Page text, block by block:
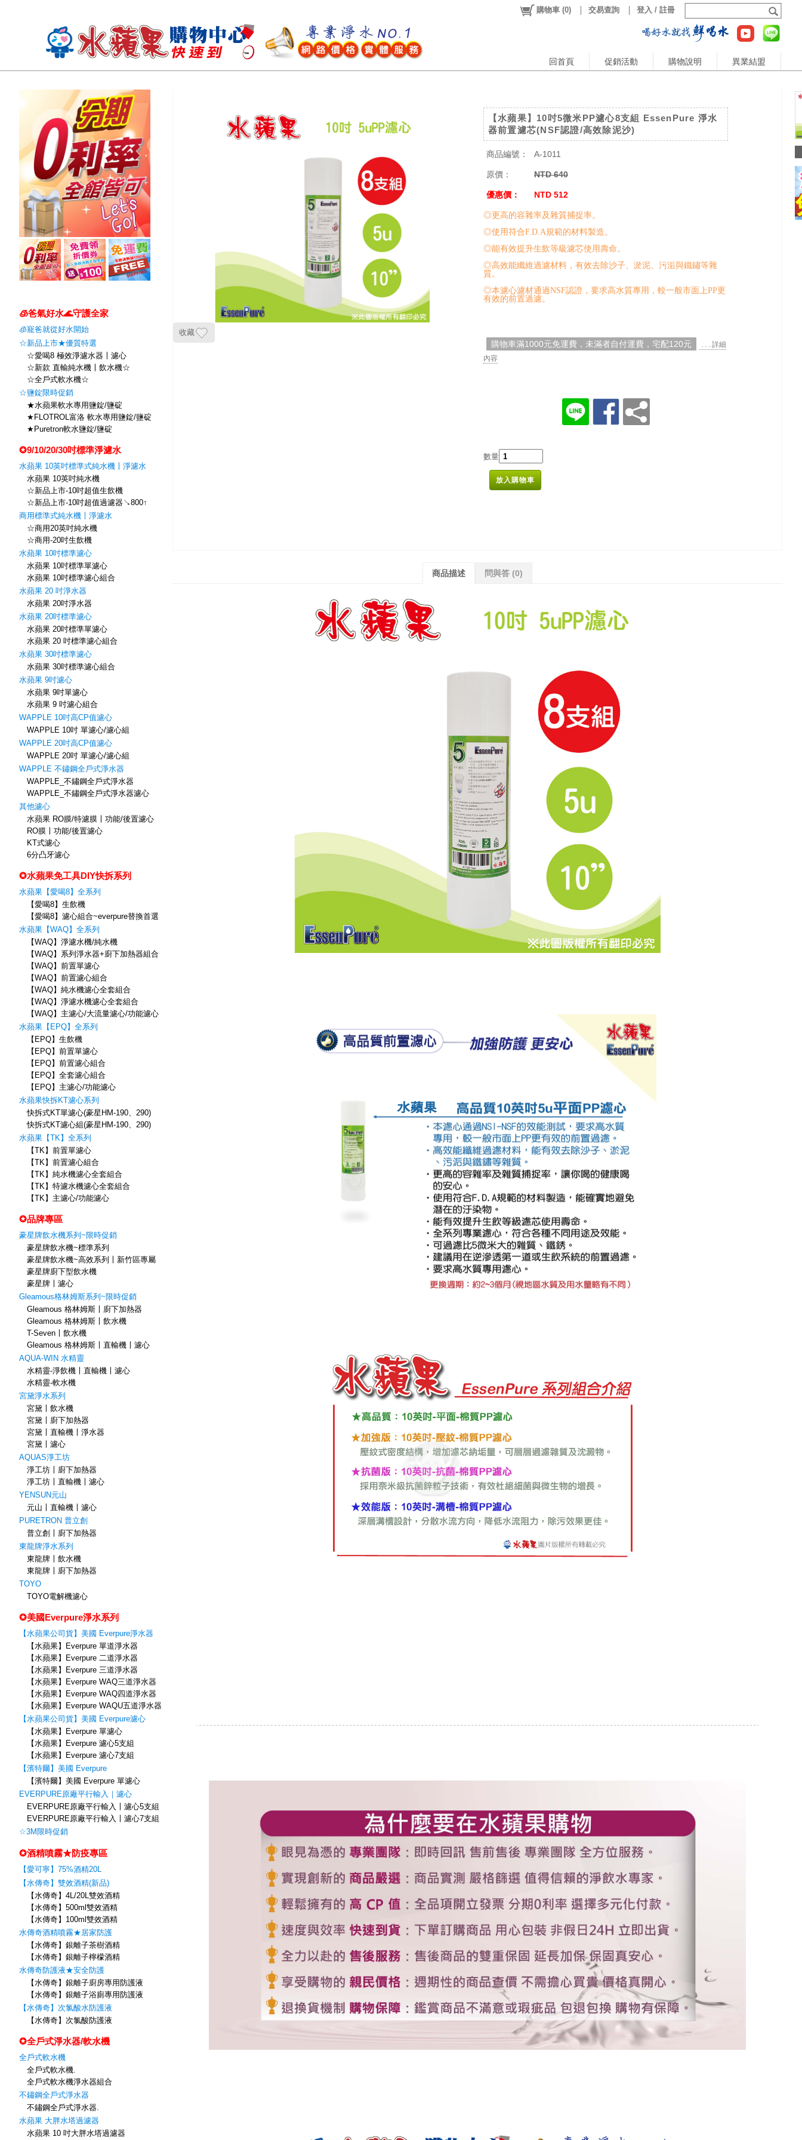
回首頁 促銷活動 購物說明 異業結盟
購物車 (0) 交易查詢 登入 / 註冊
🧊爸氣好水🌊守護全家
🧊寵爸就從好水開始
☆新品上市★優質特選
☆愛喝8 極效淨濾水器〡濾心
☆新款 直輸純水機〡飲水機☆
☆全戶式軟水機☆
☆鹽錠限時促銷
★水蘋果軟水專用鹽錠/鹽碇
★FLOTROL富洛 軟水專用鹽錠/鹽碇
★Puretron軟水鹽錠/鹽碇
✪9/10/20/30吋標準淨濾水
水蘋果 10英吋標準式純水機〡淨濾水
水蘋果 10英吋純水機
☆新品上市-10吋超值生飲機
☆新品上市-10吋超值過濾器↘800↑
商用標準式純水機〡淨濾水
☆商用20英吋純水機
☆商用-20吋生飲機
水蘋果 10吋標準濾心
水蘋果 10吋標準單濾心
水蘋果 10吋標準濾心組合
水蘋果 20 吋淨水器
水蘋果 20吋淨水器
水蘋果 20吋標準濾心
水蘋果 20吋標準單濾心
水蘋果 20 吋標準濾心組合
水蘋果 30吋標準濾心
水蘋果 30吋標準濾心組合
水蘋果 9吋濾心
水蘋果 9吋單濾心
水蘋果 9 吋濾心組合
WAPPLE 10吋高CP值濾心
WAPPLE 10吋 單濾心/濾心組
WAPPLE 20吋高CP值濾心
WAPPLE 20吋 單濾心/濾心組
WAPPLE 不鏽鋼全戶式淨水器
WAPPLE_不鏽鋼全戶式淨水器
WAPPLE_不鏽鋼全戶式淨水器濾心
其他濾心
水蘋果 RO膜/特濾膜〡功能/後置濾心
RO膜〡功能/後置濾心
KT式濾心
6分凸牙濾心
✪水蘋果免工具DIY快拆系列
水蘋果【愛喝8】全系列
【愛喝8】生飲機
【愛喝8】濾心組合~everpure替換首選
水蘋果【WAQ】全系列
【WAQ】淨濾水機/純水機
【WAQ】系列淨水器+廚下加熱器組合
【WAQ】前置單濾心
【WAQ】前置濾心組合
【WAQ】純水機濾心全套組合
【WAQ】淨濾水機濾心全套組合
【WAQ】主濾心/大流量濾心/功能濾心
水蘋果【EPQ】全系列
【EPQ】生飲機
【EPQ】前置單濾心
【EPQ】前置濾心組合
【EPQ】全套濾心組合
【EPQ】主濾心/功能濾心
水蘋果快拆KT濾心系列
快拆式KT單濾心(豪星HM-190、290)
快拆式KT濾心組(豪星HM-190、290)
水蘋果【TK】全系列
【TK】前置單濾心
【TK】前置濾心組合
【TK】純水機濾心全套組合
【TK】特濾水機濾心全套組合
【TK】主濾心/功能濾心
✪品牌專區
豪星牌飲水機系列~限時促銷
豪星牌飲水機~標準系列
豪星牌飲水機~高效系列〡新竹區專屬
豪星牌廚下型飲水機
豪星牌〡濾心
Gleamous格林姆斯系列~限時促銷
Gleamous 格林姆斯〡廚下加熱器
Gleamous 格林姆斯〡飲水機
T-Seven〡飲水機
Gleamous 格林姆斯〡直輸機〡濾心
AQUA-WIN 水精靈
水精靈-淨飲機〡直輸機〡濾心
水精靈-軟水機
宮黛淨水系列
宮黛〡飲水機
宮黛〡廚下加熱器
宮黛〡直輸機〡淨水器
宮黛〡濾心
AQUAS淨工坊
淨工坊〡廚下加熱器
淨工坊〡直輸機〡濾心
YENSUN元山
元山〡直輸機〡濾心
PURETRON 普立創
普立創〡廚下加熱器
東龍牌淨水系列
東龍牌〡飲水機
東龍牌〡廚下加熱器
TOYO
TOYO電解機濾心
✪美國Everpure淨水系列
【水蘋果公司貨】美國 Everpure淨水器
【水蘋果】Everpure 單道淨水器
【水蘋果】Everpure 二道淨水器
【水蘋果】Everpure 三道淨水器
【水蘋果】Everpure WAQ三道淨水器
【水蘋果】Everpure WAQ四道淨水器
【水蘋果】Everpure WAQU五道淨水器
【水蘋果公司貨】美國 Everpure濾心
【水蘋果】Everpure 單濾心
【水蘋果】Everpure 濾心5支組
【水蘋果】Everpure 濾心7支組
【濱特爾】美國 Everpure
【濱特爾】美國 Everpure 單濾心
EVERPURE原廠平行輸入｜濾心
EVERPURE原廠平行輸入〡濾心5支組
EVERPURE原廠平行輸入〡濾心7支組
☆3M限時促銷
✪酒精噴霧★防疫專區
【愛可寧】75%酒精20L
【水傳奇】雙效酒精(新品)
【水傳奇】4L/20L雙效酒精
【水傳奇】500ml雙效酒精
【水傳奇】100ml雙效酒精
水傳奇酒精噴霧★居家防護
【水傳奇】銀離子茶樹酒精
【水傳奇】銀離子檸檬酒精
水傳奇防護液★安全防護
【水傳奇】銀離子廚房專用防護液
【水傳奇】銀離子浴廁專用防護液
【水傳奇】次氯酸水防護液
【水傳奇】次氯酸防護液
✪全戶式淨水器/軟水機
全戶式軟水機
全戶式軟水機.
全戶式軟水機淨水器組合
不鏽鋼全戶式淨水器
不鏽鋼全戶式淨水器.
水蘋果 大胖水塔過濾器
水蘋果 10 吋大胖水塔過濾器
收藏
【水蘋果】10吋5微米PP濾心8支組 EssenPure 淨水
器前置濾芯(NSF認證/高效除泥沙)
商品編號： A-1011
原價： NTD 640
優惠價： NTD 512
◎更高的容雜率及雜質捕捉率。
◎使用符合F.D.A規範的材料製造。
◎能有效提升生飲等級濾芯使用壽命。
◎高效能纖維過濾材料，有效去除沙子、淤泥、污洉與鐵鏽等雜
質。
◎本濾心濾材通過NSF認證，要求高水質專用，較一般市面上PP更
有效的前置過濾。
購物車滿1000元免運費，未滿者自付運費，宅配120元
. . . 詳細
內容
數量
放入購物車
商品描述 問與答 (0)